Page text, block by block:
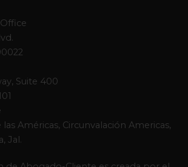
Suite 400
las Américas, Circunvalación Americas,
Jal.